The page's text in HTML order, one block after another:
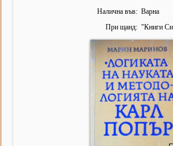
Налична във
Варна
При щанд
"Книги